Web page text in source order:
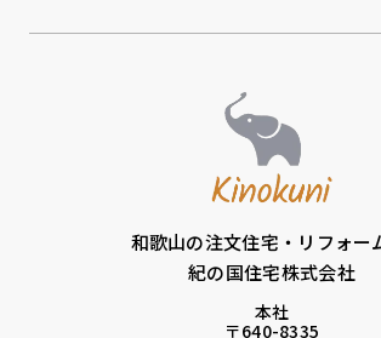
和歌山の注文住宅・リフォー
紀の国住宅株式会社
本社
〒640-8335